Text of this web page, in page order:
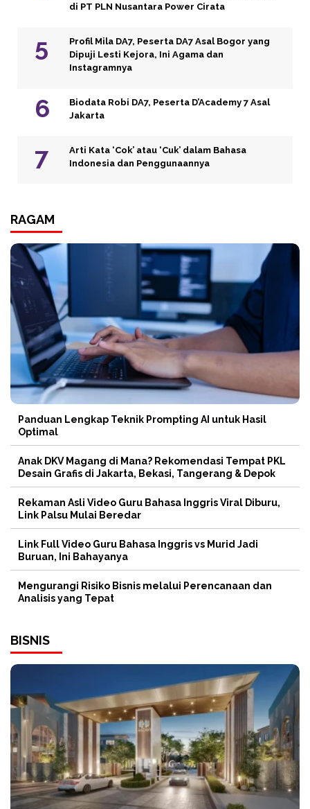
di PT PLN Nusantara Power Cirata
Profil Mila DA7, Peserta DA7 Asal Bogor yang
Dipuji Lesti Kejora, Ini Agama dan
Instagramnya
Biodata Robi DA7, Peserta D’Academy 7 Asal
Jakarta
Arti Kata ‘Cok’ atau ‘Cuk’ dalam Bahasa
Indonesia dan Penggunaannya
RAGAM
Panduan Lengkap Teknik Prompting AI untuk Hasil
Optimal
Anak DKV Magang di Mana? Rekomendasi Tempat PKL
Desain Grafis di Jakarta, Bekasi, Tangerang & Depok
Rekaman Asli Video Guru Bahasa Inggris Viral Diburu,
Link Palsu Mulai Beredar
Link Full Video Guru Bahasa Inggris vs Murid Jadi
Buruan, Ini Bahayanya
Mengurangi Risiko Bisnis melalui Perencanaan dan
Analisis yang Tepat
BISNIS